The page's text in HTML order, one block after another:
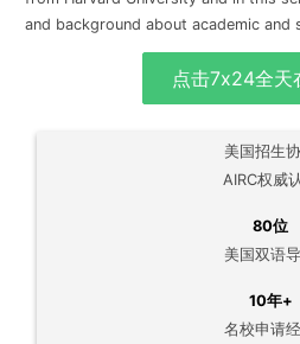
and background about academic and
点击7x24全天
美国招生
AIRC权威
80位
美国双语
10年+
名校申请